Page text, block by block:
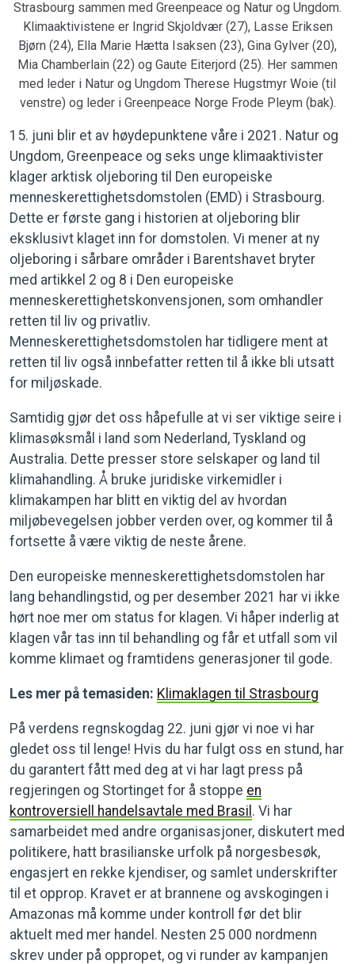
Strasbourg sammen med Greenpeace og Natur og Ungdom.
Klimaaktivistene er Ingrid Skjoldvær (27), Lasse Eriksen
Bjørn (24), Ella Marie Hætta Isaksen (23), Gina Gylver (20),
Mia Chamberlain (22) og Gaute Eiterjord (25). Her sammen
med leder i Natur og Ungdom Therese Hugstmyr Woie (til
venstre) og leder i Greenpeace Norge Frode Pleym (bak).
15. juni blir et av høydepunktene våre i 2021. Natur og
Ungdom, Greenpeace og seks unge klimaaktivister
klager arktisk oljeboring til Den europeiske
menneskerettighetsdomstolen (EMD) i Strasbourg.
Dette er første gang i historien at oljeboring blir
eksklusivt klaget inn for domstolen. Vi mener at ny
oljeboring i sårbare områder i Barentshavet bryter
med artikkel 2 og 8 i Den europeiske
menneskerettighetskonvensjonen, som omhandler
retten til liv og privatliv.
Menneskerettighetsdomstolen har tidligere ment at
retten til liv også innbefatter retten til å ikke bli utsatt
for miljøskade.
Samtidig gjør det oss håpefulle at vi ser viktige seire i
klimasøksmål i land som Nederland, Tyskland og
Australia. Dette presser store selskaper og land til
klimahandling. Å bruke juridiske virkemidler i
klimakampen har blitt en viktig del av hvordan
miljøbevegelsen jobber verden over, og kommer til å
fortsette å være viktig de neste årene.
Den europeiske menneskerettighetsdomstolen har
lang behandlingstid, og per desember 2021 har vi ikke
hørt noe mer om status for klagen. Vi håper inderlig at
klagen vår tas inn til behandling og får et utfall som vil
komme klimaet og framtidens generasjoner til gode.
Les mer på temasiden: Klimaklagen til Strasbourg
På verdens regnskogdag 22. juni gjør vi noe vi har
gledet oss til lenge! Hvis du har fulgt oss en stund, har
du garantert fått med deg at vi har lagt press på
regjeringen og Stortinget for å stoppe en
kontroversiell handelsavtale med Brasil . Vi har
samarbeidet med andre organisasjoner, diskutert med
politikere, hatt brasilianske urfolk på norgesbesøk,
engasjert en rekke kjendiser, og samlet underskrifter
til et opprop. Kravet er at brannene og avskogingen i
Amazonas må komme under kontroll før det blir
aktuelt med mer handel. Nesten 25 000 nordmenn
skrev under på oppropet, og vi runder av kampanjen